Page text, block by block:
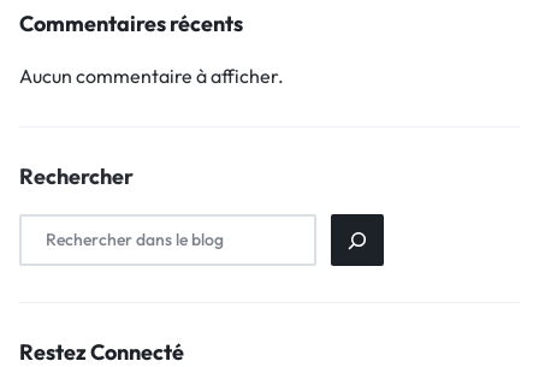
Commentaires récents
Aucun commentaire à afficher.
Rechercher
Restez Connecté